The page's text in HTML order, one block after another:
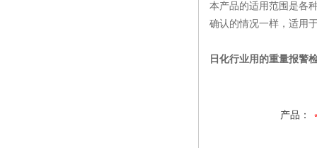
本产品的适用范围是各
确认的情况一样，适用
日化行业用的重量报警
产品：